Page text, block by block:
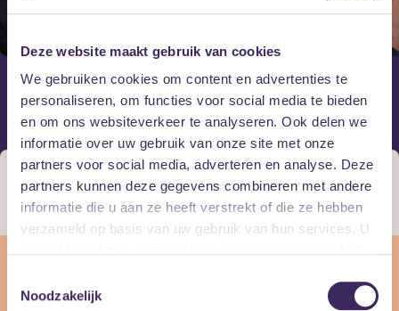
Deze website maakt gebruik van cookies
We gebruiken cookies om content en advertenties te
personaliseren, om functies voor social media te bieden
en om ons websiteverkeer te analyseren. Ook delen we
informatie over uw gebruik van onze site met onze
partners voor social media, adverteren en analyse. Deze
partners kunnen deze gegevens combineren met andere
informatie die u aan ze heeft verstrekt of die ze hebben
verzameld op basis van uw gebruik van hun services. U
Noodzakelijk
Vrijdag 6 februari
Red Valley
Laatste liveshow + album release
(Doors: 19:30)
Kleine Zaal
€ 15
Wat jammer, dit evenement heeft al plaatsgevonden! Maar
misschien vind je de volgende evenement wel wat voor jou: